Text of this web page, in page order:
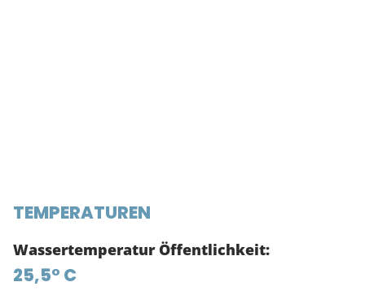
TEMPERATUREN
Wassertemperatur Öffentlichkeit:
25,5° C